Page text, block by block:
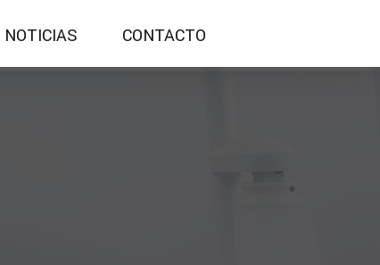
NOTICIAS CONTACTO